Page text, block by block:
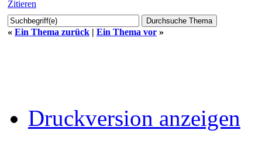
Zitieren
« Ein Thema zurück | Ein Thema vor »
Druckversion anzeigen